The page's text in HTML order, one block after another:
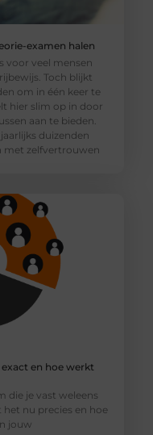
examen halen
voor veel mensen
Toch blijkt
om in één keer te
hier slim op in door
aan te bieden.
duizenden
met zelfvertrouwen
en hoe werkt
die je vast weleens
nu precies en hoe
jouw